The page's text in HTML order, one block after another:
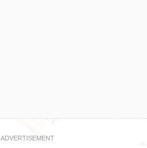
ADVERTISEMENT